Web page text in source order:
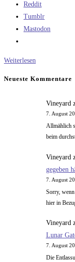
Reddit
Tumblr
Mastodon
Weiterlesen
Neueste Kommentare
Vineyard
7. August
Allmählich
beim
Vineyard
gegeben
7. August
Sorry,
hier in
Vineyard
Lunar
7. August
Die